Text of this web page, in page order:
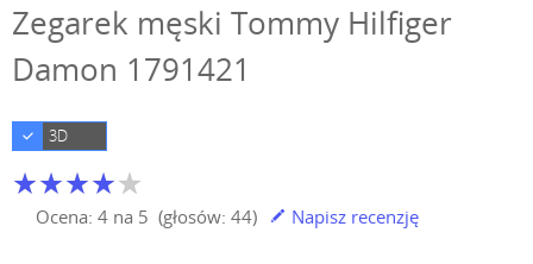
Zegarek męski Tommy Hilfiger
Damon 1791421
Ocena: 4 na 5 (głosów: 44) Napisz recenzję